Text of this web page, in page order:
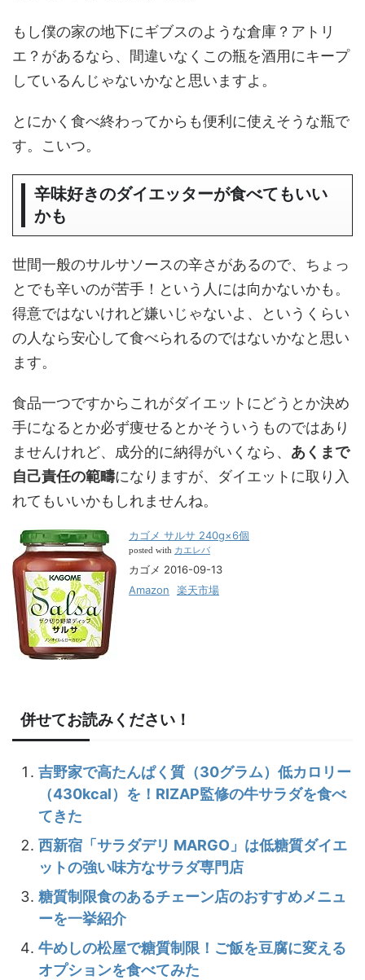
もし僕の家の地下にギブスのような倉庫？アトリ
エ？があるなら、間違いなくこの瓶を酒用にキープ
しているんじゃないかなと思いますよ。
とにかく食べ終わってからも便利に使えそうな瓶で
す。こいつ。
辛味好きのダイエッターが食べてもいい
かも
世間一般のサルサソースの辛さがあるので、ちょっ
とでも辛いのが苦手！という人には向かないかも。
得意ではないけれど嫌いじゃないよ、というくらい
の人なら安心して食べられるのではないかなと思い
ます。
食品一つですからこれがダイエットにどうとか決め
手になるとか必ず痩せるとかそういうものではあり
ませんけれど、成分的に納得がいくなら、 あくまで
自己責任の範疇になりますが、ダイエットに取り入
れてもいいかもしれませんね。
カゴメ サルサ 240g×6個
posted with カエレバ
カゴメ 2016-09-13
Amazon
楽天市場
併せてお読みください！
吉野家で高たんぱく質（30グラム）低カロリー
（430kcal）を！RIZAP監修の牛サラダを食べ
てきた
西新宿「サラダデリ MARGO」は低糖質ダイエ
ットの強い味方なサラダ専門店
糖質制限食のあるチェーン店のおすすめメニュ
ーを一挙紹介
牛めしの松屋で糖質制限！ご飯を豆腐に変える
オプションを食べてみた